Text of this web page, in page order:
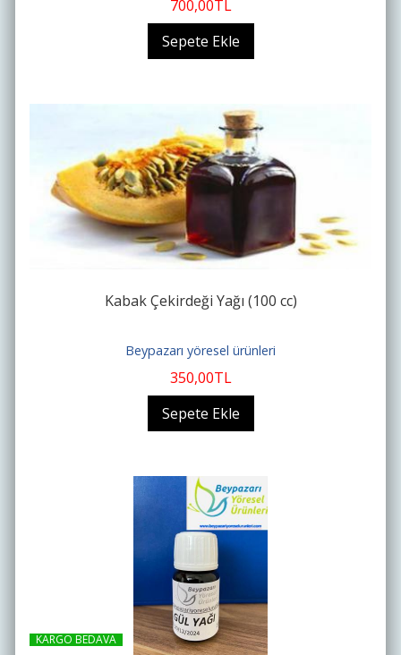
700,00TL
Sepete Ekle
Kabak Çekirdeği Yağı (100 cc)
Beypazarı yöresel ürünleri
350,00TL
Sepete Ekle
KARGO BEDAVA